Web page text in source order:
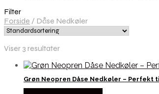
Filter
Forside / Dåse Nedkøler
Viser 3 resultater
Grøn Neopren Dåse Nedkøler – Perfekt